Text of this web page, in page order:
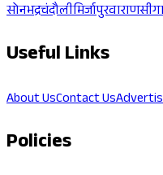
सोनभद्रचंदौलीमिर्जापुरवाराणसी
Useful Links
About UsContact Us
Policies